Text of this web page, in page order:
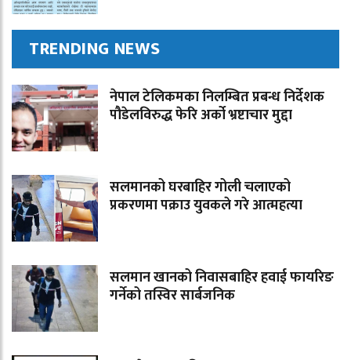
TRENDING NEWS
नेपाल टेलिकमका निलम्बित प्रबन्ध निर्देशक
पौडेलविरुद्ध फेरि अर्को भ्रष्टाचार मुद्दा
सलमानको घरबाहिर गोली चलाएको
प्रकरणमा पक्राउ युवकले गरे आत्महत्या
सलमान खानको निवासबाहिर हवाई फायरिङ
गर्नेको तस्विर सार्बजनिक